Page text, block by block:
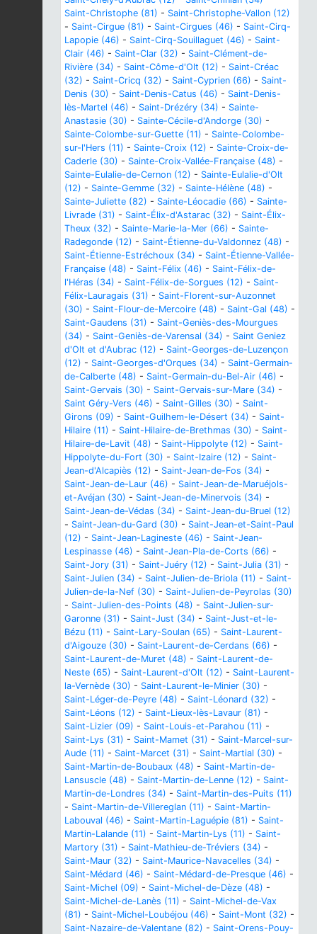
Saint-Christophe (81) - Saint-Christophe-Vallon (12)
- Saint-Cirgue (81) - Saint-Cirgues (46) - Saint-Cirq-
Lapopie (46) - Saint-Cirq-Souillaguet (46) - Saint-
Clair (46) - Saint-Clar (32) - Saint-Clément-de-
Rivière (34) - Saint-Côme-d'Olt (12) - Saint-Créac
(32) - Saint-Cricq (32) - Saint-Cyprien (66) - Saint-
Denis (30) - Saint-Denis-Catus (46) - Saint-Denis-
lès-Martel (46) - Saint-Drézéry (34) - Sainte-
Anastasie (30) - Sainte-Cécile-d'Andorge (30) -
Sainte-Colombe-sur-Guette (11) - Sainte-Colombe-
sur-l'Hers (11) - Sainte-Croix (12) - Sainte-Croix-de-
Caderle (30) - Sainte-Croix-Vallée-Française (48) -
Sainte-Eulalie-de-Cernon (12) - Sainte-Eulalie-d'Olt
(12) - Sainte-Gemme (32) - Sainte-Hélène (48) -
Sainte-Juliette (82) - Sainte-Léocadie (66) - Sainte-
Livrade (31) - Saint-Élix-d'Astarac (32) - Saint-Élix-
Theux (32) - Sainte-Marie-la-Mer (66) - Sainte-
Radegonde (12) - Saint-Étienne-du-Valdonnez (48) -
Saint-Étienne-Estréchoux (34) - Saint-Étienne-Vallée-
Française (48) - Saint-Félix (46) - Saint-Félix-de-
l'Héras (34) - Saint-Félix-de-Sorgues (12) - Saint-
Félix-Lauragais (31) - Saint-Florent-sur-Auzonnet
(30) - Saint-Flour-de-Mercoire (48) - Saint-Gal (48) -
Saint-Gaudens (31) - Saint-Geniès-des-Mourgues
(34) - Saint-Geniès-de-Varensal (34) - Saint Geniez
d'Olt et d'Aubrac (12) - Saint-Georges-de-Luzençon
(12) - Saint-Georges-d'Orques (34) - Saint-Germain-
de-Calberte (48) - Saint-Germain-du-Bel-Air (46) -
Saint-Gervais (30) - Saint-Gervais-sur-Mare (34) -
Saint Géry-Vers (46) - Saint-Gilles (30) - Saint-
Girons (09) - Saint-Guilhem-le-Désert (34) - Saint-
Hilaire (11) - Saint-Hilaire-de-Brethmas (30) - Saint-
Hilaire-de-Lavit (48) - Saint-Hippolyte (12) - Saint-
Hippolyte-du-Fort (30) - Saint-Izaire (12) - Saint-
Jean-d'Alcapiès (12) - Saint-Jean-de-Fos (34) -
Saint-Jean-de-Laur (46) - Saint-Jean-de-Maruéjols-
et-Avéjan (30) - Saint-Jean-de-Minervois (34) -
Saint-Jean-de-Védas (34) - Saint-Jean-du-Bruel (12)
- Saint-Jean-du-Gard (30) - Saint-Jean-et-Saint-Paul
(12) - Saint-Jean-Lagineste (46) - Saint-Jean-
Lespinasse (46) - Saint-Jean-Pla-de-Corts (66) -
Saint-Jory (31) - Saint-Juéry (12) - Saint-Julia (31) -
Saint-Julien (34) - Saint-Julien-de-Briola (11) - Saint-
Julien-de-la-Nef (30) - Saint-Julien-de-Peyrolas (30)
- Saint-Julien-des-Points (48) - Saint-Julien-sur-
Garonne (31) - Saint-Just (34) - Saint-Just-et-le-
Bézu (11) - Saint-Lary-Soulan (65) - Saint-Laurent-
d'Aigouze (30) - Saint-Laurent-de-Cerdans (66) -
Saint-Laurent-de-Muret (48) - Saint-Laurent-de-
Neste (65) - Saint-Laurent-d'Olt (12) - Saint-Laurent-
la-Vernède (30) - Saint-Laurent-le-Minier (30) -
Saint-Léger-de-Peyre (48) - Saint-Léonard (32) -
Saint-Léons (12) - Saint-Lieux-lès-Lavaur (81) -
Saint-Lizier (09) - Saint-Louis-et-Parahou (11) -
Saint-Lys (31) - Saint-Mamet (31) - Saint-Marcel-sur-
Aude (11) - Saint-Marcet (31) - Saint-Martial (30) -
Saint-Martin-de-Boubaux (48) - Saint-Martin-de-
Lansuscle (48) - Saint-Martin-de-Lenne (12) - Saint-
Martin-de-Londres (34) - Saint-Martin-des-Puits (11)
- Saint-Martin-de-Villereglan (11) - Saint-Martin-
Labouval (46) - Saint-Martin-Laguépie (81) - Saint-
Martin-Lalande (11) - Saint-Martin-Lys (11) - Saint-
Martory (31) - Saint-Mathieu-de-Tréviers (34) -
Saint-Maur (32) - Saint-Maurice-Navacelles (34) -
Saint-Médard (46) - Saint-Médard-de-Presque (46) -
Saint-Michel (09) - Saint-Michel-de-Dèze (48) -
Saint-Michel-de-Lanès (11) - Saint-Michel-de-Vax
(81) - Saint-Michel-Loubéjou (46) - Saint-Mont (32) -
Saint-Nazaire-de-Valentane (82) - Saint-Orens-Pouy-